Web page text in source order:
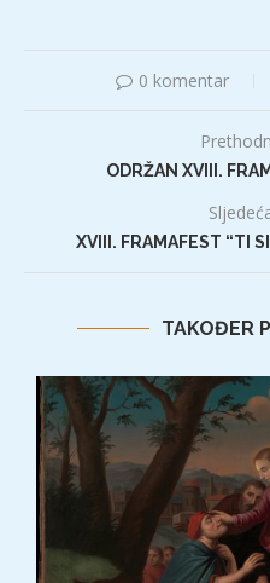
0 komentar
ODRŽAN XVIII.
XVIII. FRAMAFEST “TI
TAKOĐER